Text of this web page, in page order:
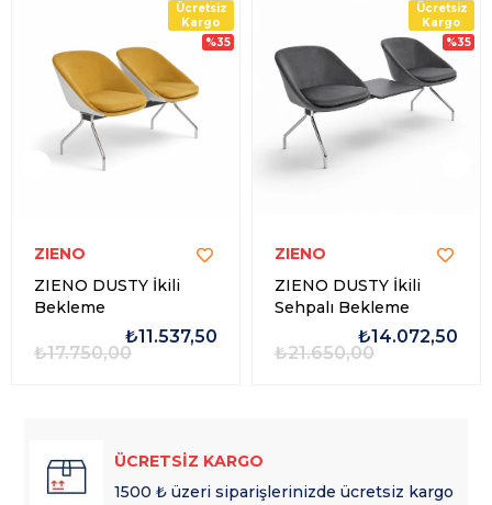
ZIENO
ZIENO DUSTY İkili
Bekleme
₺11.537,50
₺17.750,00
Ücretsiz
Kargo
%35
ZIENO
ZIENO DUSTY İkili
Sehpalı Bekleme
₺14.072,50
₺21.650,00
Ücretsiz
Kargo
%35
ÜCRETSİZ KARGO
1500 ₺ üzeri siparişlerinizde ücretsiz kargo